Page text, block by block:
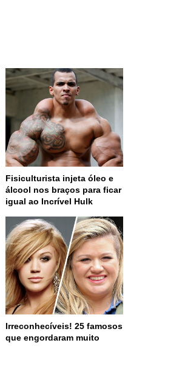
Fisiculturista injeta óleo e
álcool nos braços para ficar
igual ao Incrível Hulk
Irreconhecíveis! 25 famosos
que engordaram muito